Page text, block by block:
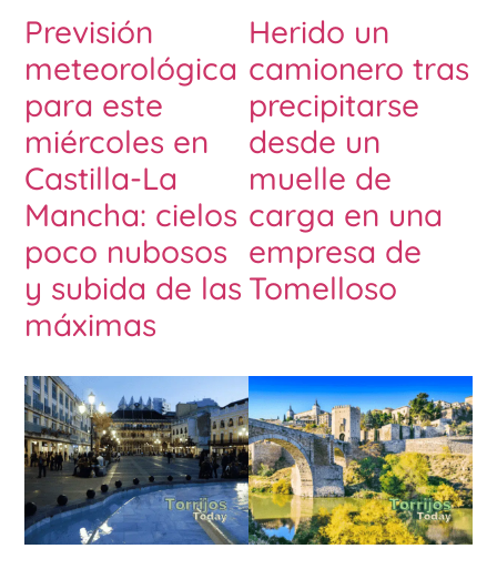
Previsión
meteorológica
para este
miércoles en
Castilla-La
Mancha: cielos
poco nubosos
y subida de las
máximas
Herido un
camionero tras
precipitarse
desde un
muelle de
carga en una
empresa de
Tomelloso